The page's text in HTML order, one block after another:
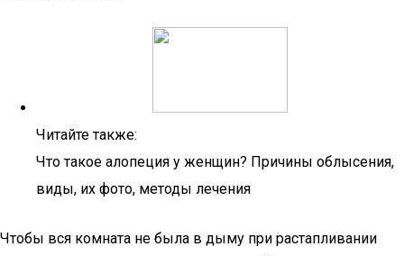
Читайте также:
Что такое алопеция у женщин? Причины облысения,
виды, их фото, методы лечения
Чтобы вся комната не была в дыму при растапливании